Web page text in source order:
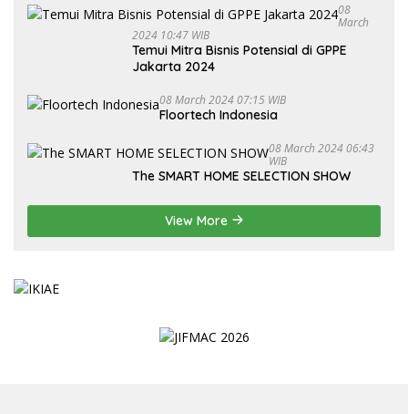
08
March
2024 10:47 WIB
Temui Mitra Bisnis Potensial di GPPE
Jakarta 2024
08 March 2024 07:15 WIB
Floortech Indonesia
08 March 2024 06:43
WIB
The SMART HOME SELECTION SHOW
View More